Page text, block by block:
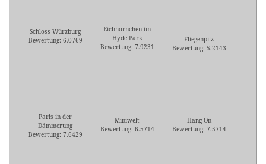
Schloss Würzburg
Bewertung: 6.0769
Eichhörnchen im
Hyde Park
Bewertung: 7.9231
Fliegenpilz
Bewertung: 5.2143
Paris in der
Dämmerung
Bewertung: 7.6429
Miniwelt
Bewertung: 6.5714
Hang On
Bewertung: 7.5714